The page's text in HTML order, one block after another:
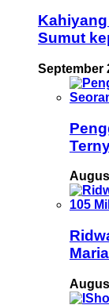
Sumut
September